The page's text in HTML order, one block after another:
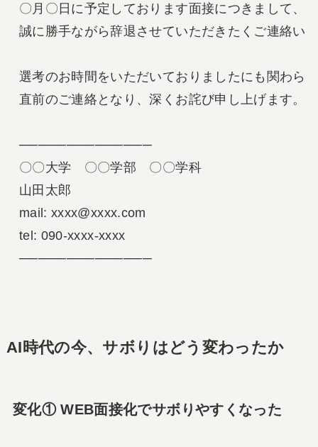
〇月〇日に予定しております面接につきまして、
誠に勝手ながら辞退させていただきたくご連絡い
選考のお時間をいただいておりましたにも関わら
直前のご連絡となり、深くお詫び申し上げます。
──────────────
〇〇大学　〇〇学部　〇〇学科
山田太郎
mail: xxxx@xxxx.com
tel: 090-xxxx-xxxx
──────────────
AI時代の今、サボりはどう変わったか
変化① WEB面接化でサボりやすくなった